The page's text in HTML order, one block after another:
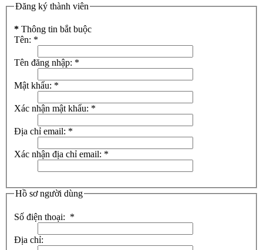
Đăng ký thành viên
* Thông tin bắt buộc
Tên: *
Tên đăng nhập: *
Mật khẩu: *
Xác nhận mật khẩu: *
Địa chỉ email: *
Xác nhận địa chỉ email: *
Hồ sơ người dùng
Số điện thoại: *
Địa chỉ: